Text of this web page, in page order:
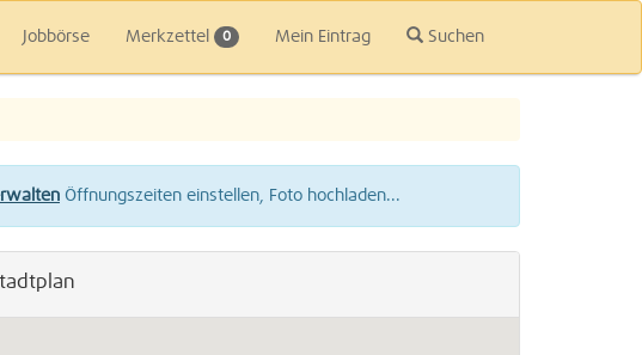
Jobbörse Merkzettel 0 Mein Eintrag Suchen
Öffnungszeiten einstellen, Foto hochladen...